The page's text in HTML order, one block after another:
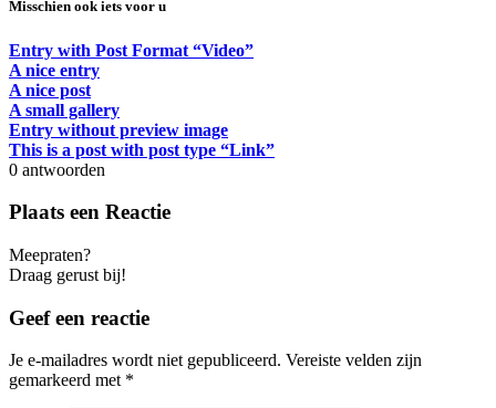
Misschien ook iets voor u
Entry with Post Format “Video”
A nice entry
A nice post
A small gallery
Entry without preview image
This is a post with post type “Link”
0 antwoorden
Plaats een Reactie
Meepraten?
Draag gerust bij!
Geef een reactie
Je e-mailadres wordt niet gepubliceerd. Vereiste velden zijn
gemarkeerd met *